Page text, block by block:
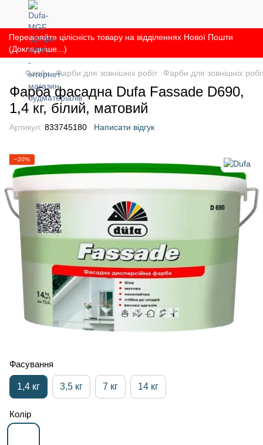
Перевіряйте цілісність товару на відділеннях Нової Пошти
(Докладніше...)
Фарби Фарби для зовнішніх робіт Фарби для зовнішніх
Фарба фасадна Dufa Fassade D690,
1,4 кг, білий, матовий
Артикул: 833745180 Написати відгук
−20%
Фасування
1,4 кг 3,5 кг 7 кг 14 кг
Колір